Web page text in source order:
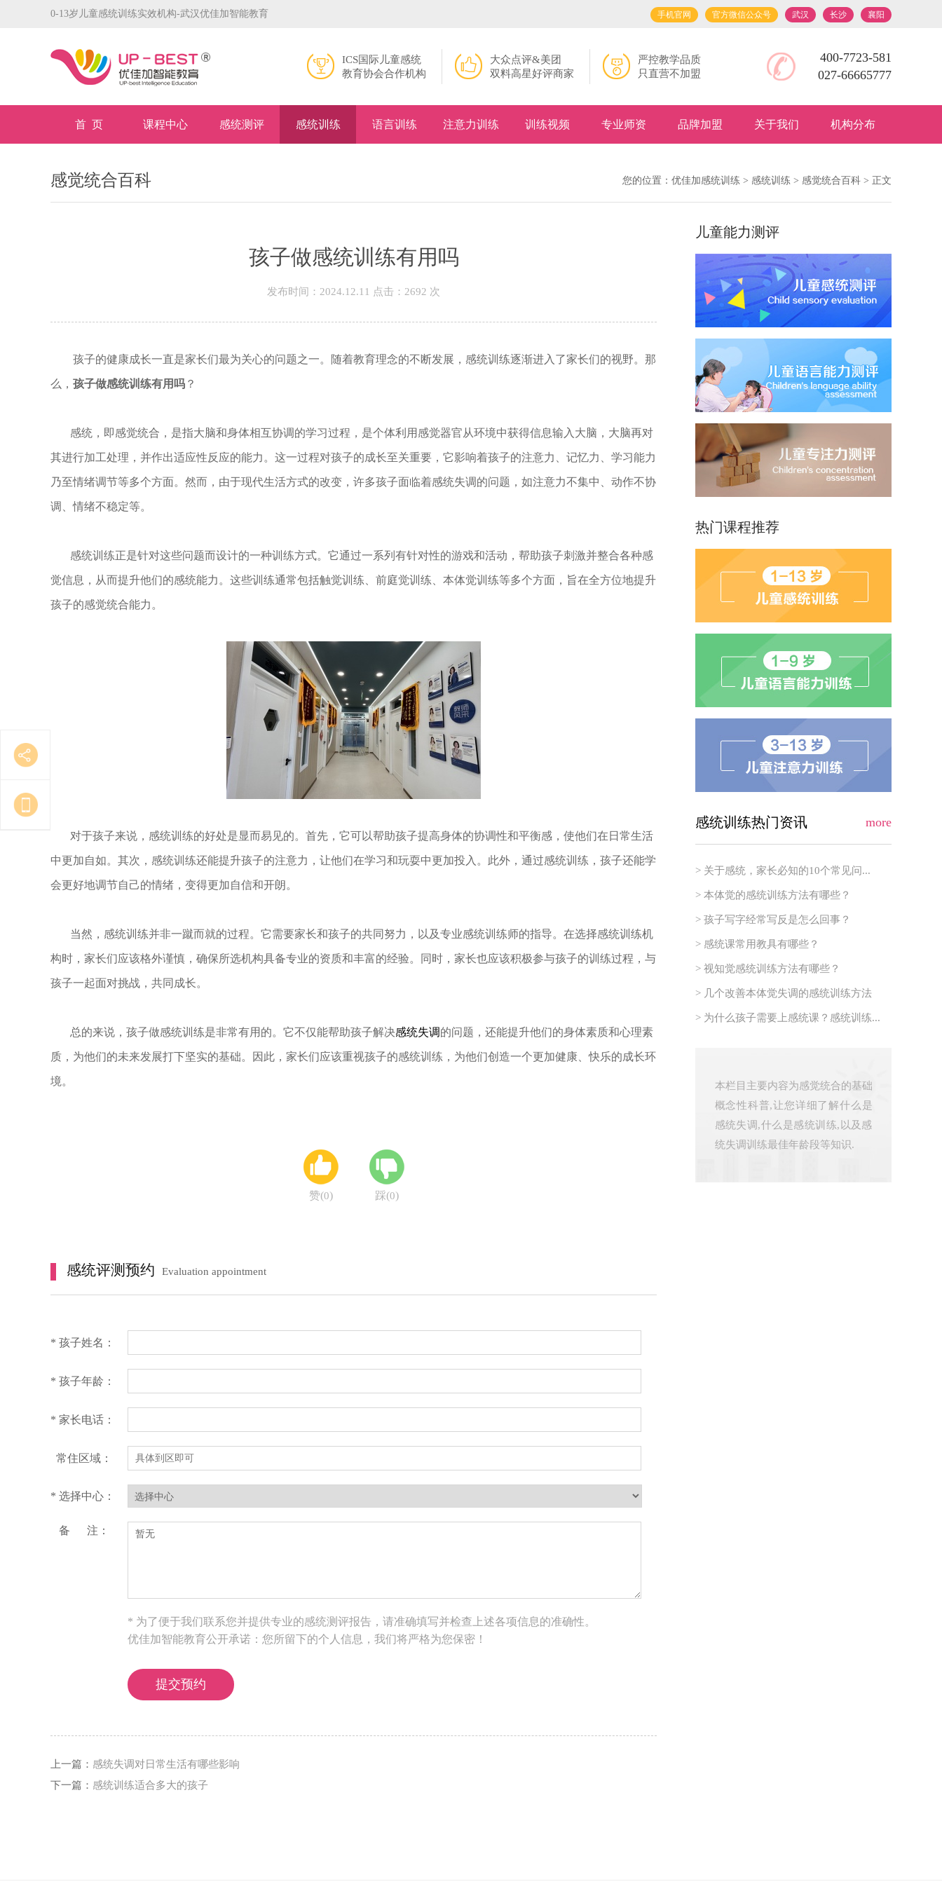
0-13岁儿童感统训练实效机构-武汉优佳加智能教育 襄阳
长沙
武汉
官方微信公众号
手机官网
严控教学品质
只直营不加盟
大众点评&美团
双料高星好评商家
ICS国际儿童感统
教育协会合作机构
400-7723-581
027-66665777
首 页 课程中心 感统测评 感统训练 语言训练 注意力训练 训练视频 专业师资 品牌加盟 关于我们 机构分布
感觉统合百科 您的位置： 优佳加感统训练 > 感统训练 > 感觉统合百科 > 正文
孩子做感统训练有用吗
发布时间：2024.12.11 点击：2692 次
孩子的健康成长一直是家长们最为关心的问题之一。随着教育理念的不断发展，感统训练逐渐进入了家长们的视野。那
么， 孩子做感统训练有用吗 ？
感统，即感觉统合，是指大脑和身体相互协调的学习过程，是个体利用感觉器官从环境中获得信息输入大脑，大脑再对
其进行加工处理，并作出适应性反应的能力。这一过程对孩子的成长至关重要，它影响着孩子的注意力、记忆力、学习能力
乃至情绪调节等多个方面。然而，由于现代生活方式的改变，许多孩子面临着感统失调的问题，如注意力不集中、动作不协
调、情绪不稳定等。
感统训练正是针对这些问题而设计的一种训练方式。它通过一系列有针对性的游戏和活动，帮助孩子刺激并整合各种感
觉信息，从而提升他们的感统能力。这些训练通常包括触觉训练、前庭觉训练、本体觉训练等多个方面，旨在全方位地提升
孩子的感觉统合能力。
对于孩子来说，感统训练的好处是显而易见的。首先，它可以帮助孩子提高身体的协调性和平衡感，使他们在日常生活
中更加自如。其次，感统训练还能提升孩子的注意力，让他们在学习和玩耍中更加投入。此外，通过感统训练，孩子还能学
会更好地调节自己的情绪，变得更加自信和开朗。
当然，感统训练并非一蹴而就的过程。它需要家长和孩子的共同努力，以及专业感统训练师的指导。在选择感统训练机
构时，家长们应该格外谨慎，确保所选机构具备专业的资质和丰富的经验。同时，家长也应该积极参与孩子的训练过程，与
孩子一起面对挑战，共同成长。
总的来说，孩子做感统训练是非常有用的。它不仅能帮助孩子解决感统失调的问题，还能提升他们的身体素质和心理素
质，为他们的未来发展打下坚实的基础。因此，家长们应该重视孩子的感统训练，为他们创造一个更加健康、快乐的成长环
境。
赞(0) 踩(0)
感统评测预约 Evaluation appointment
* 孩子姓名：
* 孩子年龄：
* 家长电话：
常住区域：
* 选择中心：
备 注：
* 为了便于我们联系您并提供专业的感统测评报告，请准确填写并检查上述各项信息的准确性。
优佳加智能教育公开承诺：您所留下的个人信息，我们将严格为您保密！
上一篇： 感统失调对日常生活有哪些影响
下一篇： 感统训练适合多大的孩子
儿童能力测评
热门课程推荐
感统训练热门资讯 more
> 关于感统，家长必知的10个常见问...
> 本体觉的感统训练方法有哪些？
> 孩子写字经常写反是怎么回事？
> 感统课常用教具有哪些？
> 视知觉感统训练方法有哪些？
> 几个改善本体觉失调的感统训练方法
> 为什么孩子需要上感统课？感统训练...
本栏目主要内容为感觉统合的基础
概念性科普,让您详细了解什么是
感统失调,什么是感统训练,以及感
统失调训练最佳年龄段等知识.